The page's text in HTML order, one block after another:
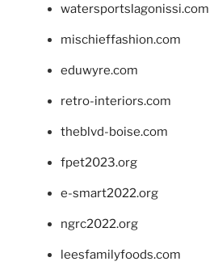
watersportslagonissi.com
mischieffashion.com
eduwyre.com
retro-interiors.com
theblvd-boise.com
fpet2023.org
e-smart2022.org
ngrc2022.org
leesfamilyfoods.com